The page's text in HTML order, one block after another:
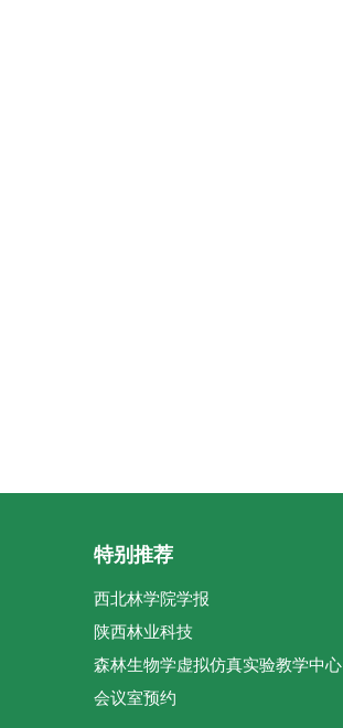
特别推荐
西北林学院学报
陕西林业科技
森林生物学虚拟仿真实验教学中心
会议室预约